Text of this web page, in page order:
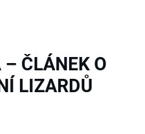
– ČLÁNEK O
LIZARDŮ